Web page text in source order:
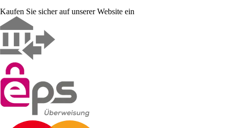
Kaufen Sie sicher auf unserer Website ein